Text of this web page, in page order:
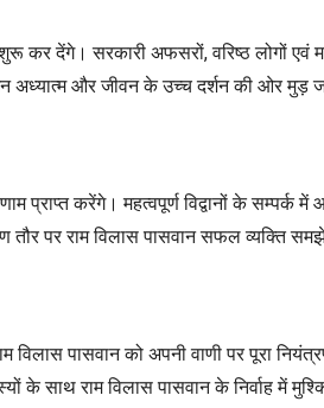
देंगे। सरकारी अफसरों, वरिष्ठ लोगों एवं
और जीवन के उच्च दर्शन की ओर मुड़
करेंगे। महत्वपूर्ण विद्वानों के सम्पर्क में
तौर पर राम विलास पासवान सफल व्यक्ति
पासवान को अपनी वाणी पर पूरा
के साथ राम विलास पासवान के निर्वाह